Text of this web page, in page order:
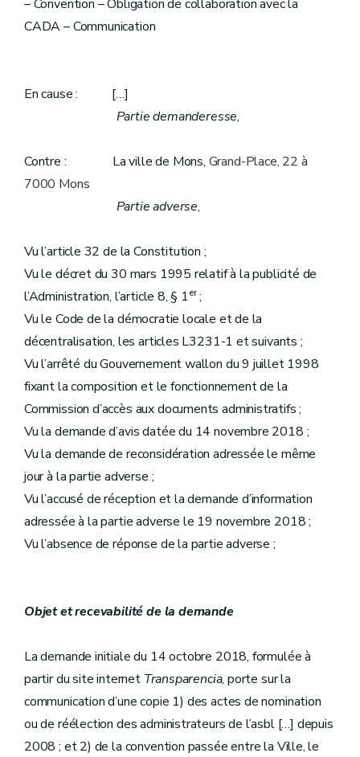
– Convention – Obligation de collaboration avec la
CADA – Communication
En cause : […]
Partie demanderesse,
Contre : La ville de Mons, Grand-Place, 22 à
7000 Mons
Partie adverse,
Vu l’article 32 de la Constitution ;
Vu le décret du 30 mars 1995 relatif à la publicité de
l’Administration, l’article 8, § 1er;
Vu le Code de la démocratie locale et de la
décentralisation, les articles L3231-1 et suivants ;
Vu l’arrêté du Gouvernement wallon du 9 juillet 1998
fixant la composition et le fonctionnement de la
Commission d’accès aux documents administratifs ;
Vu la demande d’avis datée du 14 novembre 2018 ;
Vu la demande de reconsidération adressée le même
jour à la partie adverse ;
Vu l’accusé de réception et la demande d’information
adressée à la partie adverse le 19 novembre 2018 ;
Vu l’absence de réponse de la partie adverse ;
Objet et recevabilité de la demande
La demande initiale du 14 octobre 2018, formulée à
partir du site internet Transparencia, porte sur la
communication d’une copie 1) des actes de nomination
ou de réélection des administrateurs de l’asbl […] depuis
2008 ; et 2) de la convention passée entre la Ville, le